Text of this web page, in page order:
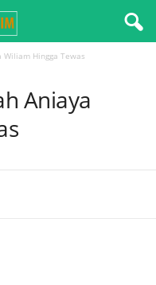
Wiliam Hingga Tewas
Aniaya